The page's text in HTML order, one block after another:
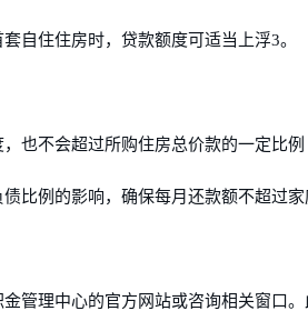
自住住房时，贷款额度可适当上浮3。
也不会超过所购住房总价款的一定比例
比例的影响，确保每月还款额不超过家
管理中心的官方网站或咨询相关窗口